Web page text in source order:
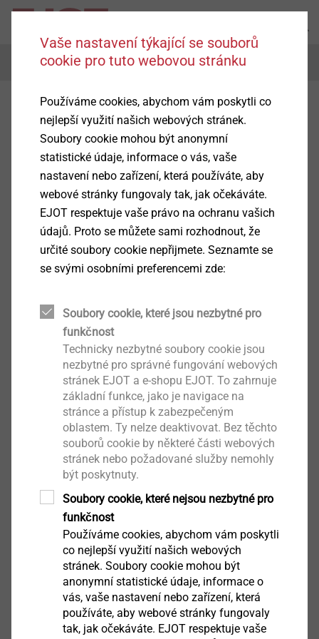
Menu
AKCE Štědrá dovolená je
tady!
Jak to funguje?
Nakupujte v období 14. 4. – 13. 6. 2025 na e-
Za nákup
hmoždinek pro ETICS nebo
kotevní
techniky pro ploché střechy
získejte body na svůj
účet.
Nasbírané body vyměňte za slevy na hodnotné
produkty, které si vyberete v nabídce Stavebnin
DEK.
Více informací naleznete na stránkách
Stavebniny DEK - akce ŠTĚDRÁ DOVOLENÁ
2025.
Vaše nastavení týkající se souborů
cookie pro tuto webovou stránku
Používáme cookies, abychom vám poskytli co
nejlepší využití našich webových stránek.
Soubory cookie mohou být anonymní
statistické údaje, informace o vás, vaše
nastavení nebo zařízení, která používáte, aby
webové stránky fungovaly tak, jak očekáváte.
EJOT respektuje vaše právo na ochranu vašich
údajů. Proto se můžete sami rozhodnout, že
určité soubory cookie nepřijmete. Seznamte se
se svými osobními preferencemi zde:
Soubory cookie, které jsou nezbytné pro
funkčnost
Technicky nezbytné soubory cookie jsou
nezbytné pro správné fungování webových
stránek EJOT a e-shopu EJOT. To zahrnuje
základní funkce, jako je navigace na
stránce a přístup k zabezpečeným
oblastem. Ty nelze deaktivovat. Bez těchto
souborů cookie by některé části webových
stránek nebo požadované služby nemohly
být poskytnuty.
Soubory cookie, které nejsou nezbytné pro
funkčnost
Používáme cookies, abychom vám poskytli
co nejlepší využití našich webových
stránek. Soubory cookie mohou být
anonymní statistické údaje, informace o
vás, vaše nastavení nebo zařízení, která
používáte, aby webové stránky fungovaly
tak, jak očekáváte. EJOT respektuje vaše